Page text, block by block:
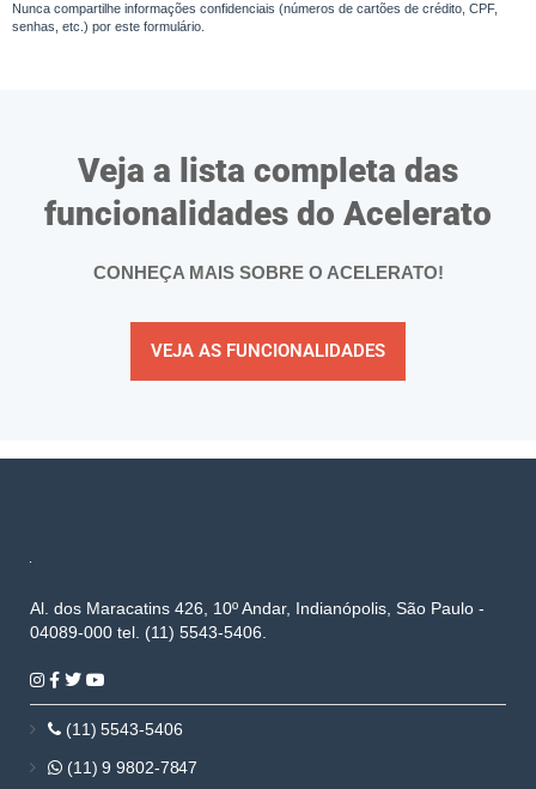
Nunca compartilhe informações confidenciais (números de cartões de crédito, CPF,
senhas, etc.) por este formulário.
Veja a lista completa das
funcionalidades do Acelerato
CONHEÇA MAIS SOBRE O ACELERATO!
VEJA AS FUNCIONALIDADES
Al. dos Maracatins 426, 10º Andar, Indianópolis, São Paulo -
04089-000 tel. (11) 5543-5406.
(11) 5543-5406
(11) 9 9802-7847